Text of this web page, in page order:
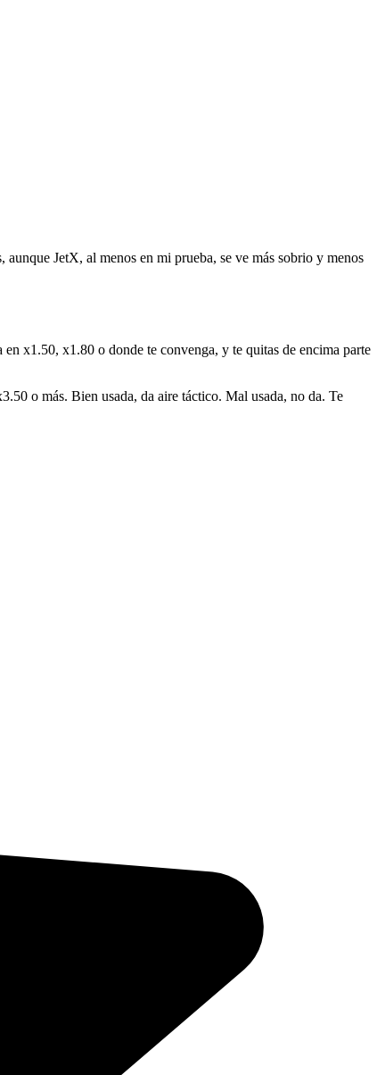
JetX, al menos en mi prueba, se ve más sobrio y menos
x1.50, x1.80 o donde te convenga, y te quitas de encima parte
o más. Bien usada, da aire táctico. Mal usada, no da. Te